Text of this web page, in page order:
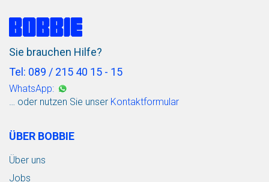
Sie brauchen Hilfe?
Tel: 089 / 215 40 15 - 15
WhatsApp:
… oder nutzen Sie unser Kontaktformular
ÜBER BOBBIE
Über uns
Jobs